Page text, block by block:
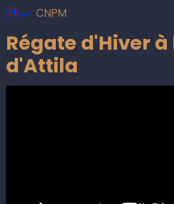
CNPM
Régate d'Hiver
d'Attila